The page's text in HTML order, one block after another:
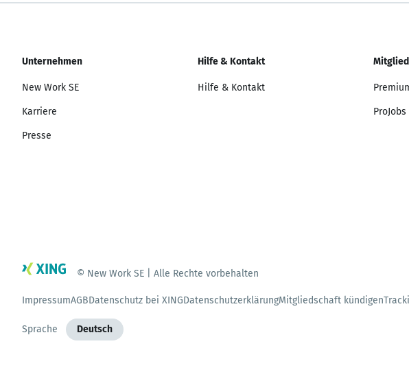
Unternehmen
New Work SE
Karriere
Presse
Hilfe & Kontakt
Hilfe & Kontakt
ProJobs
© New Work SE | Alle Rechte vorbehalten
ImpressumAGBDatenschutz bei XINGDatenschutzerklärungMitgliedschaft kündigen
Sprache Deutsch